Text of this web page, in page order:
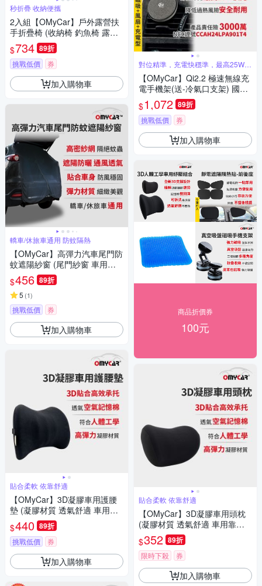
秒折疊 收納便攜
2入組【OMyCar】戶外露營扶
手折疊椅 (收納椅 釣魚椅 露營
椅 戶外椅 導演椅 野餐)
$734 89折
挑戰低價 券
加入購物車
轎車/休旅車通用 防蚊隔熱
【OMyCar】高彈力汽車尾門防
蚊遮陽紗窗 (尾門紗窗 車用蚊
帳 汽車防蚊帳 車宿 車露)
$456 89折
5 (1)
挑戰低價 券
加入購物車
貼合柔軟 依靠舒適
【OMyCar】3D凝膠車用護腰
墊 (凝膠材質 透氣舒適 車用靠
墊 車用腰枕 車用靠腰墊 家用靠
墊)
$440 89折
挑戰低價 券
加入購物車
對位精準，充電快穩準，最高25W快
充
【OMyCar】Qi2.2 極速無線充
電手機架(送-冷氣口支架) 國家
認證 一年保固 (強力磁吸 感應
充電 車用手機架 汽車手機架)
$1,072 89折
挑戰低價 券
加入購物車
商品折價券
100元
貼合柔軟 依靠舒適
【OMyCar】3D凝膠車用頭枕
(凝膠材質 透氣舒適 車用靠枕
車用頭頸枕 慢回彈記憶枕)
$352 89折
限時下殺 券
加入購物車